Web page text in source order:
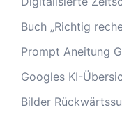
Buch „Richtig
Prompt Aneitung
Googles KI-
Bilder